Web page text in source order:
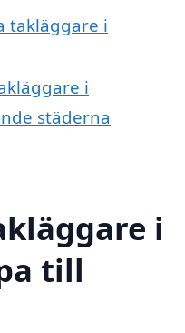
takläggare i
i
städerna
i
till